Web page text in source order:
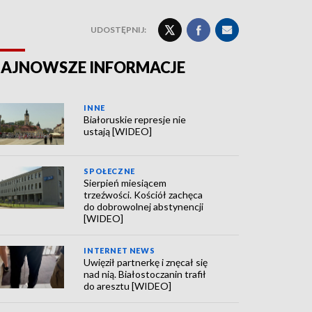
UDOSTĘPNIJ:
INFORMACJE
INNE
Białoruskie represje nie
ustają [WIDEO]
SPOŁECZNE
Sierpień miesiącem
trzeźwości. Kościół zachęca
do dobrowolnej abstynencji
[WIDEO]
INTERNET NEWS
Uwięził partnerkę i znęcał się
nad nią. Białostoczanin trafił
do aresztu [WIDEO]